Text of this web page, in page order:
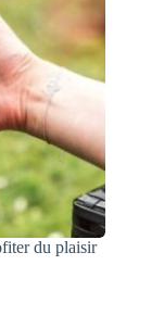
du plaisir